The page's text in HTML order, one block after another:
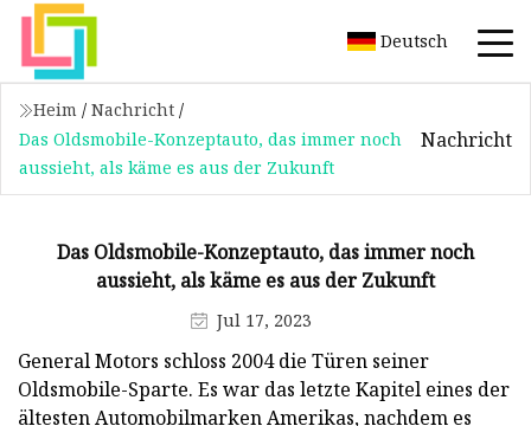
Deutsch
Heim / Nachricht /
Das Oldsmobile-Konzeptauto, das immer noch
aussieht, als käme es aus der Zukunft
Nachricht
Das Oldsmobile-Konzeptauto, das immer noch
aussieht, als käme es aus der Zukunft
Jul 17, 2023
General Motors schloss 2004 die Türen seiner
Oldsmobile-Sparte. Es war das letzte Kapitel eines der
ältesten Automobilmarken Amerikas, nachdem es